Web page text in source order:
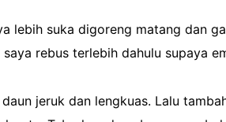
lebih suka digoreng matang dan
rebus terlebih dahulu supaya
jeruk dan lengkuas. Lalu